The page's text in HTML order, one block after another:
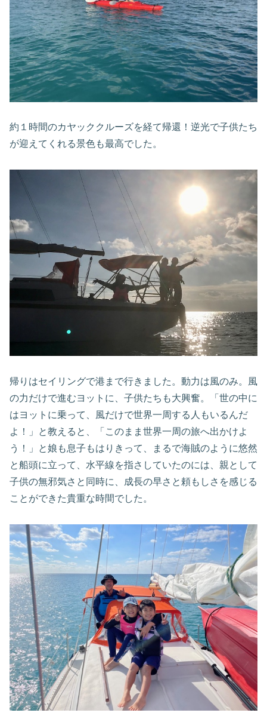
約１時間のカヤッククルーズを経て帰還！逆光で子供たち
が迎えてくれる景色も最高でした。
帰りはセイリングで港まで行きました。動力は風のみ。風
の力だけで進むヨットに、子供たちも大興奮。「世の中に
はヨットに乗って、風だけで世界一周する人もいるんだ
よ！」と教えると、「このまま世界一周の旅へ出かけよ
う！」と娘も息子もはりきって、まるで海賊のように悠然
と船頭に立って、水平線を指さしていたのには、親として
子供の無邪気さと同時に、成長の早さと頼もしさを感じる
ことができた貴重な時間でした。